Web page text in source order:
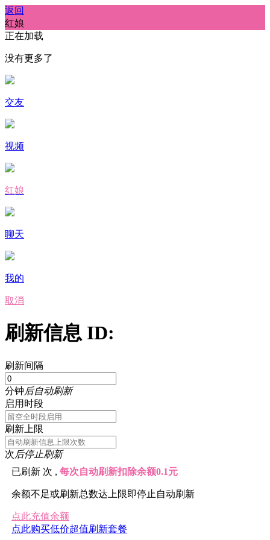
返回
红娘
正在加载
没有更多了
交友
视频
红娘
聊天
我的
取消
刷新信息 ID:
刷新间隔
分钟后自动刷新
启用时段
刷新上限
次后停止刷新
已刷新 次 ,每次自动刷新扣除余额0.1元
余额不足或刷新总数达上限即停止自动刷新
点此充值余额
点此购买低价超值刷新套餐